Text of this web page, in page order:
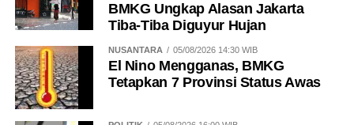
BMKG Ungkap Alasan Jakarta
Tiba-Tiba Diguyur Hujan
NUSANTARA 05/08/2026 14:30 WIB
El Nino Mengganas, BMKG
Tetapkan 7 Provinsi Status Awas